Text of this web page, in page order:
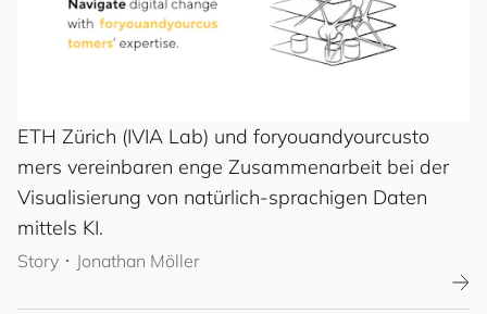
ETH Zürich (IVIA Lab) und foryouandyourcusto
mers vereinbaren enge Zusammenarbeit bei der
Visualisierung von natürlich-sprachigen Daten
mittels KI.
Story ･ Jonathan Möller